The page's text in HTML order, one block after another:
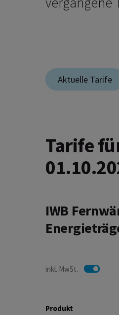
Aktuelle Tarife
Tarife
IWB
inkl. MwSt.
Produkt